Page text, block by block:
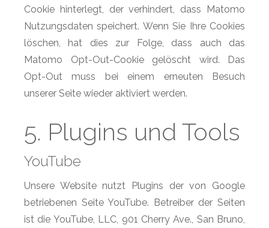
Cookie hinterlegt, der verhindert, dass Matomo
Nutzungsdaten speichert. Wenn Sie Ihre Cookies
löschen, hat dies zur Folge, dass auch das
Matomo Opt-Out-Cookie gelöscht wird. Das
Opt-Out muss bei einem erneuten Besuch
unserer Seite wieder aktiviert werden.
5. Plugins und Tools
YouTube
Unsere Website nutzt Plugins der von Google
betriebenen Seite YouTube. Betreiber der Seiten
ist die YouTube, LLC, 901 Cherry Ave., San Bruno,